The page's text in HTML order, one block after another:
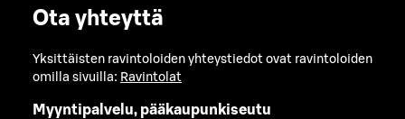
Ota yhteyttä
Yksittäisten ravintoloiden yhteystiedot ovat ravintoloiden
omilla sivuilla: Ravintolat
Myyntipalvelu, pääkaupunkiseutu